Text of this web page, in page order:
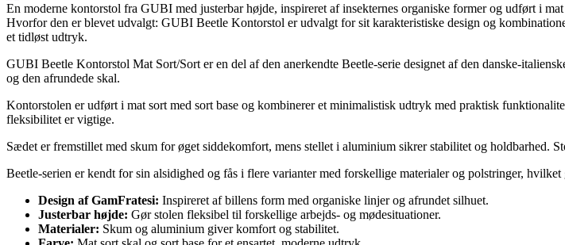
En moderne kontorstol fra GUBI med justerbar højde, inspireret af insekternes organiske former og udført i mat
Hvorfor den er blevet udvalgt: GUBI Beetle Kontorstol er udvalgt for sit karakteristiske design og
et tidløst udtryk.
GUBI Beetle Kontorstol Mat Sort/Sort er en del af den anerkendte Beetle-serie designet af den danske-
og den afrundede skal.
Kontorstolen er udført i mat sort med sort base og kombinerer et minimalistisk udtryk med praktisk
fleksibilitet er vigtige.
Sædet er fremstillet med skum for øget siddekomfort, mens stellet i aluminium sikrer stabilitet og holdbarhed.
Beetle-serien er kendt for sin alsidighed og fås i flere varianter med forskellige materialer og polstringer,
Design af GamFratesi: Inspireret af billens form med organiske linjer og afrundet silhuet.
Justerbar højde: Gør stolen fleksibel til forskellige arbejds- og mødesituationer.
Materialer: Skum og aluminium giver komfort og stabilitet.